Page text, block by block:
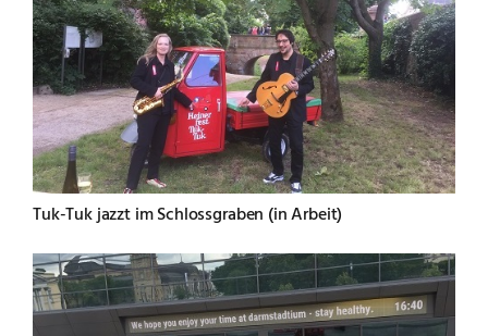
Tuk-Tuk jazzt im Schlossgraben (in Arbeit)